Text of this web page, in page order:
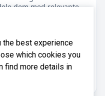
dem med relevante
meg å finne
Få tilbud
the best experience
which cookies you
find more details in